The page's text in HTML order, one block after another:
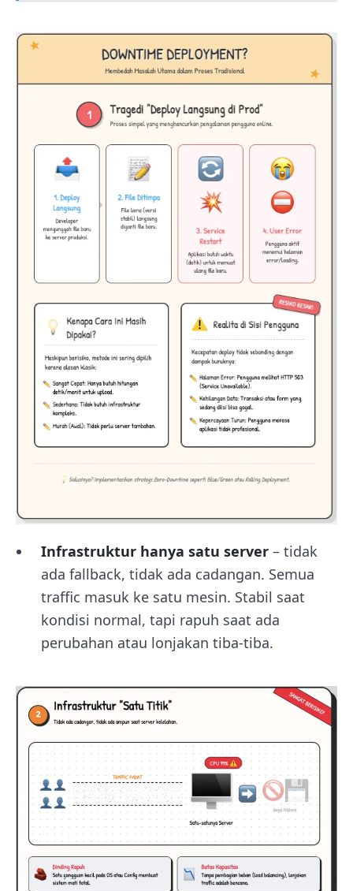
Infrastruktur hanya satu server – tidak
ada fallback, tidak ada cadangan. Semua
traffic masuk ke satu mesin. Stabil saat
kondisi normal, tapi rapuh saat ada
perubahan atau lonjakan tiba-tiba.